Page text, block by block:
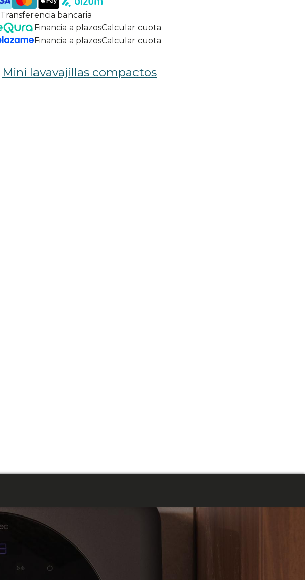
Transferencia bancaria
Financia a plazosCalcular cuota
Financia a plazosCalcular cuota
Mini lavavajillas compactos